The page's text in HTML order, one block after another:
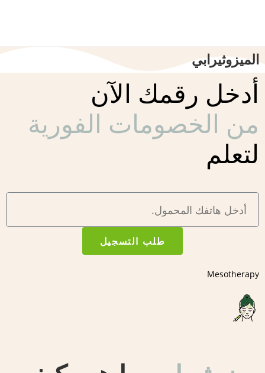
الميزوثيرابي
أدخل رقمك الآن
من الخصومات الفورية
لتعلم
طلب التسجيل
Mesotherapy